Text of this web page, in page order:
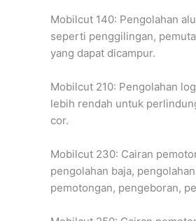
Mobilcut 140: Pengolahan
seperti penggilingan,
yang dapat dicampur.
Mobilcut 210: Pengolahan
lebih rendah untuk
cor.
Mobilcut 230: Cairan
pengolahan baja,
pemotongan, pengeboran,